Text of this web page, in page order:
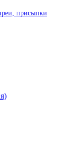
присыпки